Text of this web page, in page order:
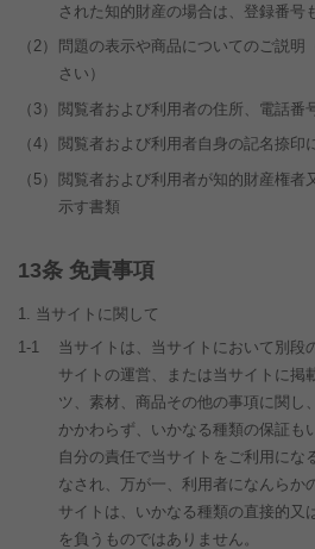
された知的財産の場合は、登録番号
（2）
問題の表示や商品についてのご説明
さい）
（3）
閲覧者および利用者の住所、電話番
（4）
閲覧者および利用者自身の記名捺印
（5）
閲覧者および利用者が知的財産権者
示す書類
条 免責事項
当サイトに関して
1-1
当サイトは、当サイトにおいて別段
サイトの運営、または当サイトに掲
ツ、素材、商品その他の事項に関し
かかわらず、いかなる種類の保証も
自分の責任で当サイトをご利用にな
なされ、万が一、利用者になんらか
サイトは、いかなる種類の直接的又
を負うものではありません。